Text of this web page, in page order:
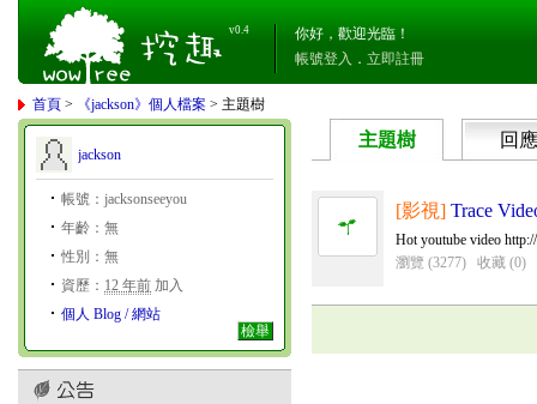
v0.4
你好，歡迎光臨！
帳號登入 ． 立即註冊
首頁 > 《jackson》個人檔案 > 主題樹
jackson
帳號：jacksonseeyou
年齡：無
性別：無
資歷： 12 年前 加入
個人 Blog / 網站
檢舉
主題樹 回應
[影視] Trace
Hot youtube video
瀏覽 (3277)
收藏 (0)